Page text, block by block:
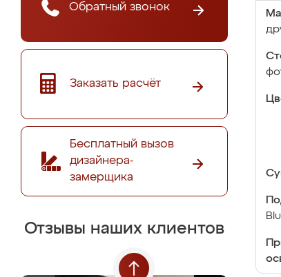
Обратный звонок
Заказать расчёт
Бесплатный вызов
дизайнера-
замерщика
Отзывы наших клиентов